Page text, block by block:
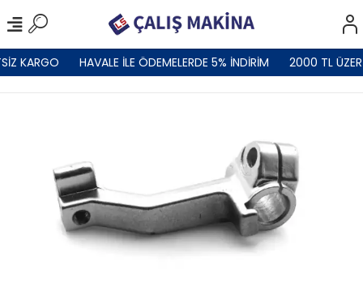
KARGO HAVALE İLE ÖDEMELERDE 5% İNDİRİM 2000 TL